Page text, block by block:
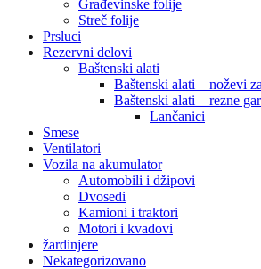
Građevinske folije
Streč folije
Prsluci
Rezervni delovi
Baštenski alati
Baštenski alati – noževi
Baštenski alati – rezne
Lančanici
Smese
Ventilatori
Vozila na akumulator
Automobili i džipovi
Dvosedi
Kamioni i traktori
Motori i kvadovi
žardinjere
Nekategorizovano